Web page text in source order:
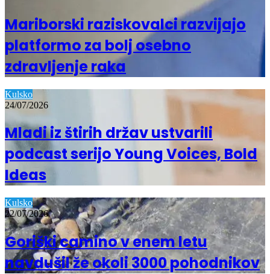
Mariborski raziskovalci razvijajo
platformo za bolj osebno
zdravljenje raka
Kulsko
24/07/2026
Mladi iz štirih držav ustvarili
podcast serijo Young Voices, Bold
Ideas
Kulsko
22/07/2026
Goriški camino v enem letu
navdušil že okoli 3000 pohodnikov